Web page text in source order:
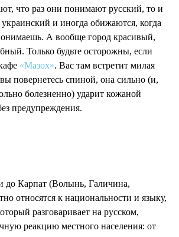
что раз они понимают русский, то и
и иногда обижаются, когда
А вообще город красивый,
Только будьте осторожны, если
«Мазох». Вас там встретит милая
повернетесь спиной, она сильно (и,
болезненно) ударит кожаной
предупреждения.
до Карпат (Волынь, Галичина,
относятся к национальности и языку,
разговаривает на русском,
реакцию местного населения: от